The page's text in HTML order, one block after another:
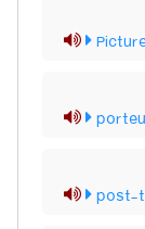
post-